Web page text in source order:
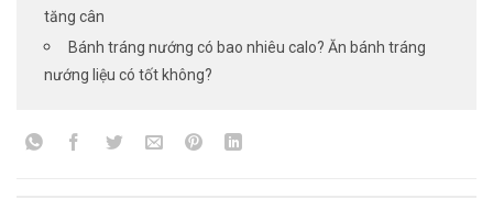
tăng cân
Bánh tráng nướng có bao nhiêu calo? Ăn bánh tráng
nướng liệu có tốt không?